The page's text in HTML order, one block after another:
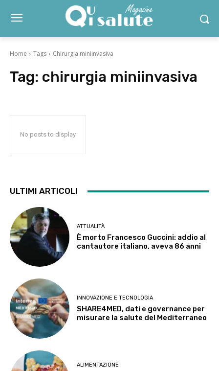
Home Tags Chirurgia miniinvasiva
Tag: chirurgia miniinvasiva
No posts to display
ULTIMI ARTICOLI
ATTUALITÀ
È morto Francesco Guccini: addio al
cantautore italiano, aveva 86 anni
INNOVAZIONE E TECNOLOGIA
SHARE4MED, dati e governance per
misurare la salute del Mediterraneo
ALIMENTAZIONE